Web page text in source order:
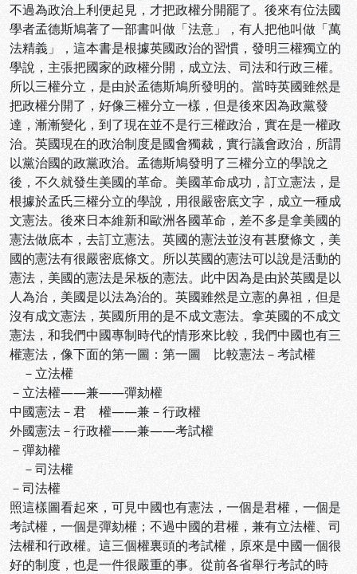
不過為政治上利便起見，才把政權分開罷了。後來有位法國
學者孟德斯鳩著了一部書叫做「法意」，有人把他叫做「萬
法精義」，這本書是根據英國政治的習慣，發明三權獨立的
學說，主張把國家的政權分開，成立法、司法和行政三權。
所以三權分立，是由於孟德斯鳩所發明的。當時英國雖然是
把政權分開了，好像三權分立一樣，但是後來因為政黨發
達，漸漸變化，到了現在並不是行三權政治，實在是一權政
治。英國現在的政治制度是國會獨裁，實行議會政治，所謂
以黨治國的政黨政治。孟德斯鳩發明了三權分立的學說之
後，不久就發生美國的革命。美國革命成功，訂立憲法，是
根據於孟氏三權分立的學說，用很嚴密底文字，成立一種成
文憲法。後來日本維新和歐洲各國革命，差不多是拿美國的
憲法做底本，去訂立憲法。英國的憲法並沒有甚麼條文，美
國的憲法有很嚴密底條文。所以英國的憲法可以說是活動的
憲法，美國的憲法是呆板的憲法。此中因為是由於英國是以
人為治，美國是以法為治的。英國雖然是立憲的鼻祖，但是
沒有成文憲法，英國所用的是不成文憲法。拿英國的不成文
憲法，和我們中國專制時代的情形來比較，我們中國也有三
權憲法，像下面的第一圖：第一圖 比較憲法－考試權
－立法權
－立法權――兼――彈劾權
中國憲法－君 權――兼－行政權
外國憲法－行政權――兼――考試權
－彈劾權
－司法權
－司法權
照這樣圖看起來，可見中國也有憲法，一個是君權，一個是
考試權，一個是彈劾權；不過中國的君權，兼有立法權、司
法權和行政權。這三個權裏頭的考試權，原來是中國一個很
好的制度，也是一件很嚴重的事。從前各省舉行考試的時